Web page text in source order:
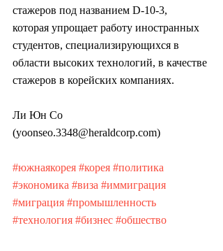
стажеров под названием D-10-3,
которая упрощает работу иностранных
студентов, специализирующихся в
области высоких технологий, в качестве
стажеров в корейских компаниях.
Ли Юн Со
(yoonseo.3348@heraldcorp.com)
#южнаякорея #корея #политика
#экономика #виза #иммиграция
#миграция #промышленность
#технология #бизнес #общество